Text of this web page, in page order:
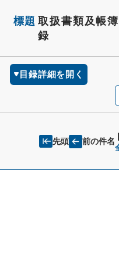
標題 取扱書類及帳簿
録
目録詳細を開く
先頭 前の件名